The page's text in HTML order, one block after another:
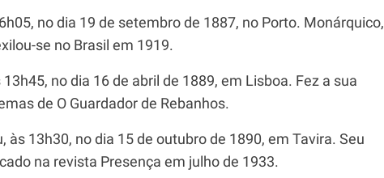
no dia 19 de setembro de 1887, no Porto. Monárquico,
se no Brasil em 1919.
13h45, no dia 16 de abril de 1889, em Lisboa. Fez a sua
de O Guardador de Rebanhos.
às 13h30, no dia 15 de outubro de 1890, em Tavira. Seu
na revista Presença em julho de 1933.